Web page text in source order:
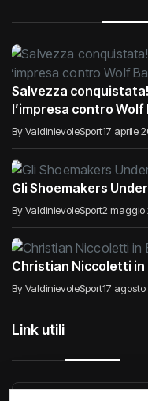
Salvezza
l’impresa contro
By ValdinievoleSport17 aprile
Gli Shoemakers
By ValdinievoleSport2 maggio
Christian Niccoletti in
By ValdinievoleSport17 agosto
Link utili